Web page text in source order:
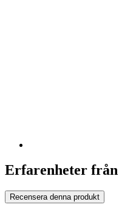
Erfarenheter
Recensera denna produkt